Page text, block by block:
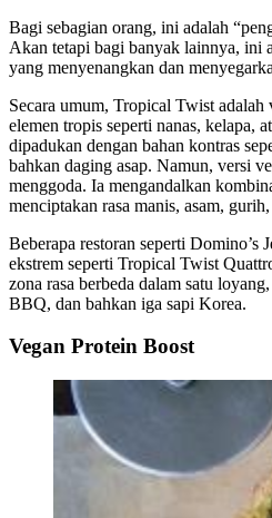
Bagi sebagian orang, ini adalah
Akan tetapi bagi banyak lainnya, ini
yang menyenangkan dan
Secara umum, Tropical Twist
elemen tropis seperti nanas, kelapa,
dipadukan dengan bahan kontras
bahkan daging asap. Namun, versi
menggoda. Ia mengandalkan
menciptakan rasa manis, asam,
Beberapa restoran seperti Domino’s
ekstrem seperti Tropical Twist
zona rasa berbeda dalam satu
BBQ, dan bahkan iga sapi Korea.
Vegan Protein Boost